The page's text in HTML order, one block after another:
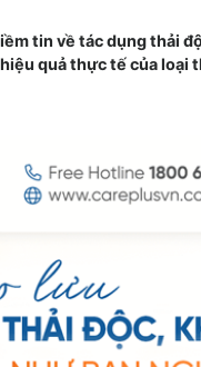
tin về tác dụng thải
quả thực tế của loại